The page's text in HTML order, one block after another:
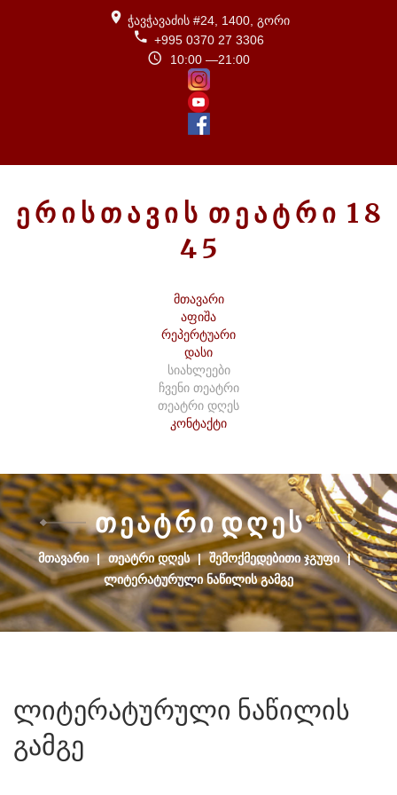
ჭავჭავაძის #24, 1400, გორი
+995 0370 27 3306
10:00 —21:00
ᲔᲠᲘᲡᲗᲐᲕᲘᲡ ᲗᲔᲐᲢᲠᲘ 1 8
45
მთავარი
აფიშა
რეპერტუარი
დასი
სიახლეები
ჩვენი თეატრი
თეატრი დღეს
კონტაქტი
ᲗᲔᲐᲢᲠᲘ ᲓᲦᲔᲡ
ᲛᲗᲐᲕᲐᲠᲘ | ᲗᲔᲐᲢᲠᲘ ᲓᲦᲔᲡ | ᲨᲔᲛᲝᲥᲛᲔᲓᲔᲑᲘᲗᲘ ᲯᲒᲣᲤᲘ |
ᲚᲘᲢᲔᲠᲐᲢᲣᲠᲣᲚᲘ ᲜᲐᲬᲘᲚᲘᲡ ᲒᲐᲛᲒᲔ
ლიტერატურული ნაწილის
გამგე